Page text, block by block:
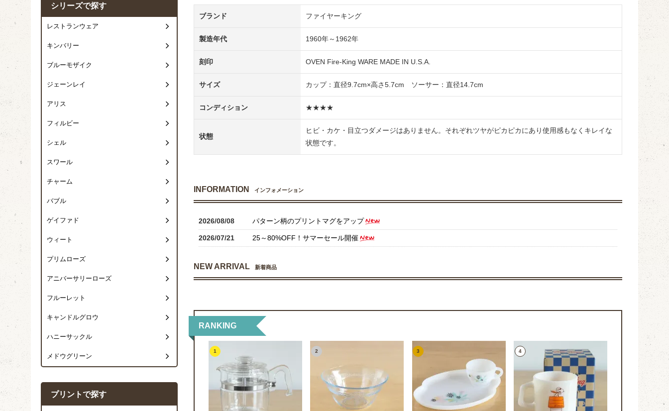
ブランド ファイヤーキング
製造年代 1960年～1962年
刻印 OVEN Fire-King WARE MADE IN U.S.A.
サイズ カップ：直径9.7cm×高さ5.7cm ソーサー：直径14.7cm
コンディション ★★★★
状態
ヒビ・カケ・目立つダメージはありません。それぞれツヤがピカピカにあり使用感もなくキレイな
状態です。
INFORMATION インフォメーション
2026/08/08 パターン柄のプリントマグをアップ
2026/07/21 25～80%OFF！サマーセール開催
NEW ARRIVAL 新着商品
RANKING
1 2 3 4
シリーズで探す
レストランウェア
キンバリー
ブルーモザイク
ジェーンレイ
アリス
フィルビー
シェル
スワール
チャーム
バブル
ゲイファド
ウィート
プリムローズ
アニバーサリーローズ
フルーレット
キャンドルグロウ
ハニーサックル
メドウグリーン
プリントで探す